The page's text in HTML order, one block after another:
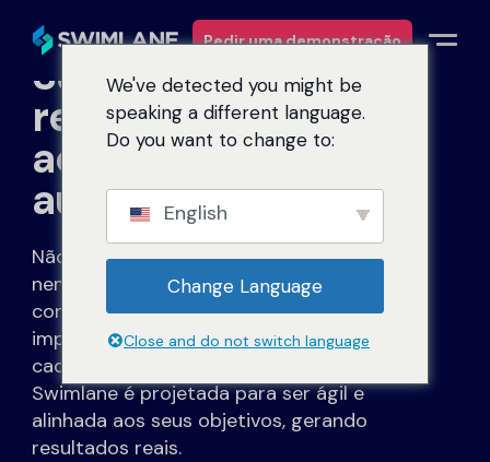
Pedir uma demonstração
Porquê a Swimlane
Soluções
Produtos
Serviços
Recursos
Sobre
Sua jornada rumo a
resultados
acelerados de
automação com IA
Não trabalhamos com começos lentos
nem promessas quebradas. Desde as
conversas iniciais até a integração,
implementação, adoção e renovação,
cada etapa da experiência do cliente
Swimlane é projetada para ser ágil e
alinhada aos seus objetivos, gerando
resultados reais.
We've detected you might be
speaking a different language.
Do you want to change to:
English
Change Language
Close and do not switch language